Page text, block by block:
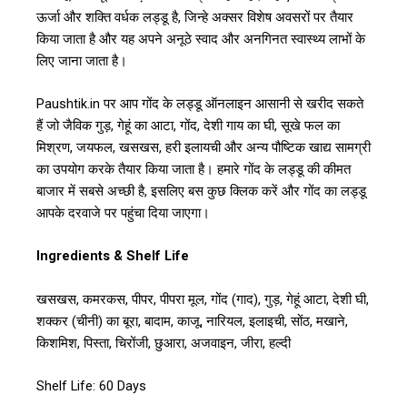
ऊर्जा और शक्ति वर्धक लड्डू है, जिन्हे अक्सर विशेष अवसरों पर तैयार
किया जाता है और यह अपने अनूठे स्वाद और अनगिनत स्वास्थ्य लाभों के
लिए जाना जाता है।
Paushtik.in पर आप गोंद के लड्डू ऑनलाइन आसानी से खरीद सकते
हैं जो जैविक गुड़, गेहूं का आटा, गोंद, देशी गाय का घी, सूखे फल का
मिश्रण, जयफल, खसखस, हरी इलायची और अन्य पौष्टिक खाद्य सामग्री
का उपयोग करके तैयार किया जाता है। हमारे गोंद के लड्डू की कीमत
बाजार में सबसे अच्छी है, इसलिए बस कुछ क्लिक करें और गोंद का लड्डू
आपके दरवाजे पर पहुंचा दिया जाएगा।
Ingredients & Shelf Life
खसखस, कमरकस, पीपर, पीपरा मूल, गोंद (गाद), गुड़, गेहूं आटा, देशी घी,
शक्कर (चीनी) का बूरा, बादाम, काजू, नारियल, इलाइची, सोंठ, मखाने,
किशमिश, पिस्ता, चिरोंजी, छुआरा, अजवाइन, जीरा, हल्दी
Shelf Life: 60 Days